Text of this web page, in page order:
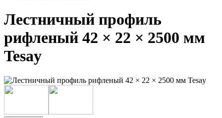
Лестничный профиль
рифленый 42 × 22 × 2500 мм
Tesay